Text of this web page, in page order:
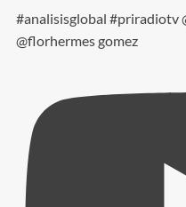
#analisisglobal #priradiotv
@florhermes gomez